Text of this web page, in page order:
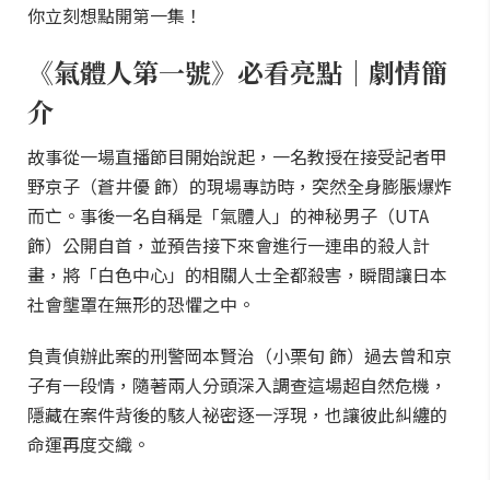
你立刻想點開第一集！
《氣體人第一號》必看亮點｜劇情簡
介
故事從一場直播節目開始說起，一名教授在接受記者甲
野京子（蒼井優 飾）的現場專訪時，突然全身膨脹爆炸
而亡。事後一名自稱是「氣體人」的神秘男子（UTA
飾）公開自首，並預告接下來會進行一連串的殺人計
畫，將「白色中心」的相關人士全都殺害，瞬間讓日本
社會壟罩在無形的恐懼之中。
負責偵辦此案的刑警岡本賢治（小栗旬 飾）過去曾和京
子有一段情，隨著兩人分頭深入調查這場超自然危機，
隱藏在案件背後的駭人祕密逐一浮現，也讓彼此糾纏的
命運再度交織。